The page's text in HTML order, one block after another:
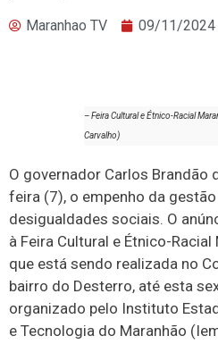
Maranhao TV 09/11/2024
– Feira Cultural e Étnico-Racial
Carvalho)
O governador Carlos Brandão
feira (7), o empenho da
desigualdades sociais. O
à Feira Cultural e Étnico-
que está sendo realizada no
bairro do Desterro, até esta
organizado pelo Instituto
e Tecnologia do Maranhão